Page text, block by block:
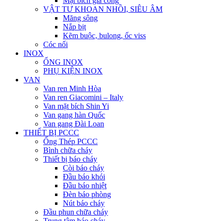
VẬT TƯ KHOAN NHỒI, SIÊU ÂM
Măng sông
Nắp bịt
Kẽm buộc, bulong, ốc viss
Cóc nối
INOX
ỐNG INOX
PHỤ KIỆN INOX
VAN
Van ren Minh Hòa
Van ren Giacomini – Italy
Van mặt bích Shin Yi
Van gang hàn Quốc
Van gang Đài Loan
THIẾT BỊ PCCC
Ống Thép PCCC
Bình chữa cháy
Thiết bị báo cháy
Còi báo cháy
Đầu báo khói
Đầu báo nhiệt
Đèn báo phòng
Nút báo cháy
Đầu phun chữa cháy